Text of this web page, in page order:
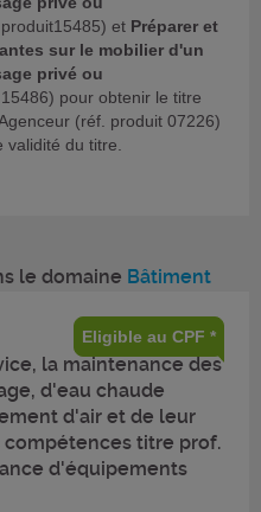
et Préparer et
sur le mobilier d'un
privé ou
pour obtenir le titre
(réf. produit 07226)
validité du titre.
le domaine Bâtiment
la maintenance des
d'eau chaude
d'air et de leur
titre prof.
d'équipements
Eligible au CPF *